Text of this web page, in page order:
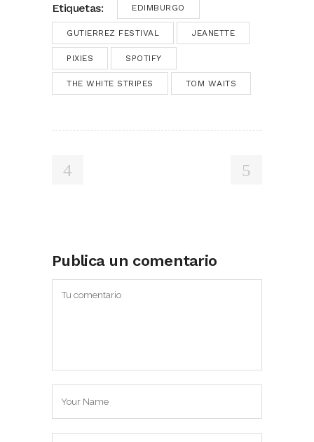
Etiquetas: EDIMBURGO
GUTIERREZ FESTIVAL JEANETTE
PIXIES SPOTIFY
THE WHITE STRIPES TOM WAITS
Publica un comentario